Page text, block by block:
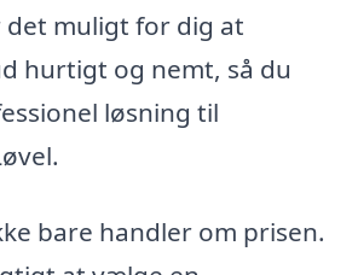
det muligt for dig at
hurtigt og nemt, så du
løsning til
bare handler om prisen.